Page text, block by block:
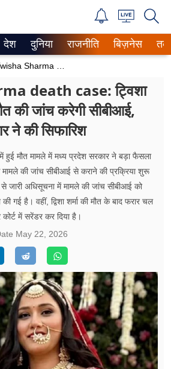
News
देश दुनिया राजनीति बिज़नेस
death case: ट्विशा
की जांच करेगी सीबीआई,
ने की सिफारिश
में हुई मौत मामले में मध्य प्रदेश सरकार ने बड़ा फैसला
की जांच सीबीआई से कराने की प्रक्रिया शुरू
जारी अधिसूचना में मामले की जांच सीबीआई को
गई है। वहीं, द्विशा शर्मा की मौत के बाद फरार चल
में सरेंडर कर दिया है।
May 22, 2026